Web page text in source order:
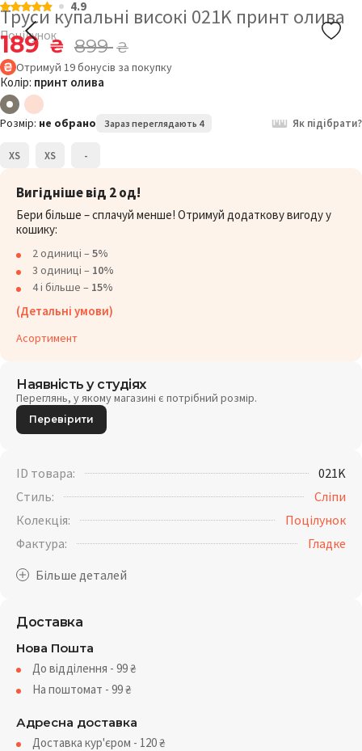
4.9
Труси купальні високі 021K принт олива
Поцілунок
189₴ 899₴
Отримуй 19бонусів за покупку
Колір: принт олива
Розмір: не обрано Зараз переглядають 4 Як підібрати?
XS XS -
Вигідніше від 2 од!
Бери більше – сплачуй менше! Отримуй додаткову вигоду у
кошику:
2 одиниці – 5%
3 одиниці – 10%
4 і більше – 15%
(Детальні умови)
Асортимент
Наявність у студіях
Переглянь, у якому магазині є потрібний розмір.
Перевірити
ID товара:
021K
Стиль:
Сліпи
Колекція:
Поцілунок
Фактура:
Гладке
Доставка
Нова Пошта
До відділення - 99₴
На поштомат - 99₴
Адресна доставка
Доставка кур'єром - 120₴